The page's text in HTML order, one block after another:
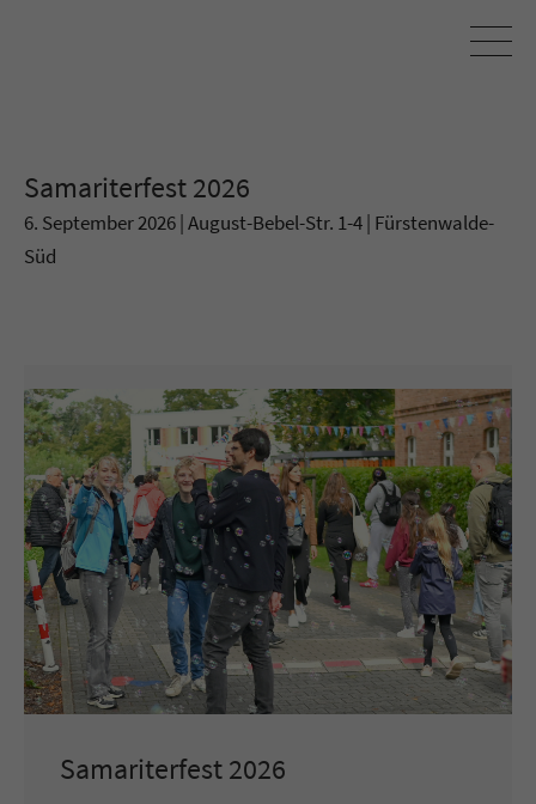
Samariterfest 2026
6. September 2026 | August-Bebel-Str. 1-4 | Fürstenwalde-
Süd
Samariterfest 2026